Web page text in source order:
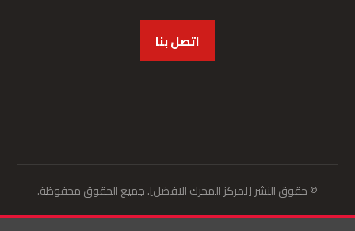
اتصل بنا
© حقوق النشر [لمركز المحرك الافضل]. جميع الحقوق محفوظة.